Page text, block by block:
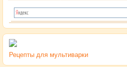
Рецепты для мультиварки